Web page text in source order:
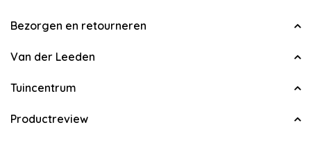
Bezorgen en retourneren
Van der Leeden
Tuincentrum
Productreview